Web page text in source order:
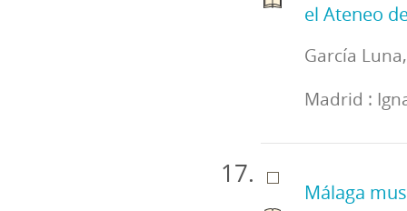
el Ateneo
García
Madrid :
Málaga